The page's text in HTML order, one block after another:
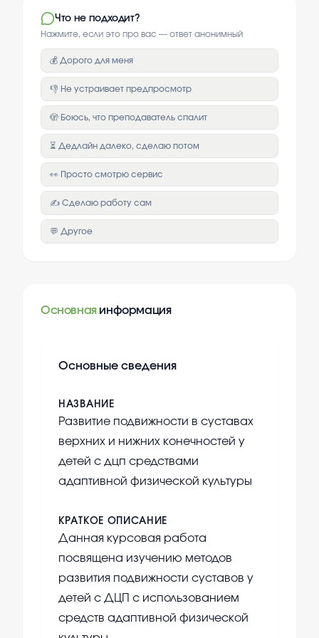
Что не подходит?
Нажмите, если это про вас — ответ анонимный
💰 Дорого для меня
👎 Не устраивает предпросмотр
🫣 Боюсь, что преподаватель спалит
⏳ Дедлайн далеко, сделаю потом
👀 Просто смотрю сервис
✍️ Сделаю работу сам
💬 Другое
Основная информация
Основные сведения
НАЗВАНИЕ
Развитие подвижности в суставах
верхних и нижних конечностей у
детей с дцп средствами
адаптивной физической культуры
КРАТКОЕ ОПИСАНИЕ
Данная курсовая работа
посвящена изучению методов
развития подвижности суставов у
детей с ДЦП с использованием
средств адаптивной физической